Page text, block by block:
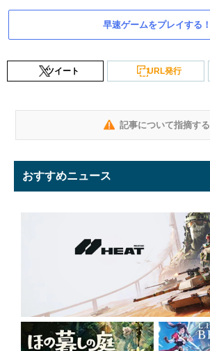
早速ゲームをプレイする！
ツイート URL発行
記事について指摘する
おすすめニュース